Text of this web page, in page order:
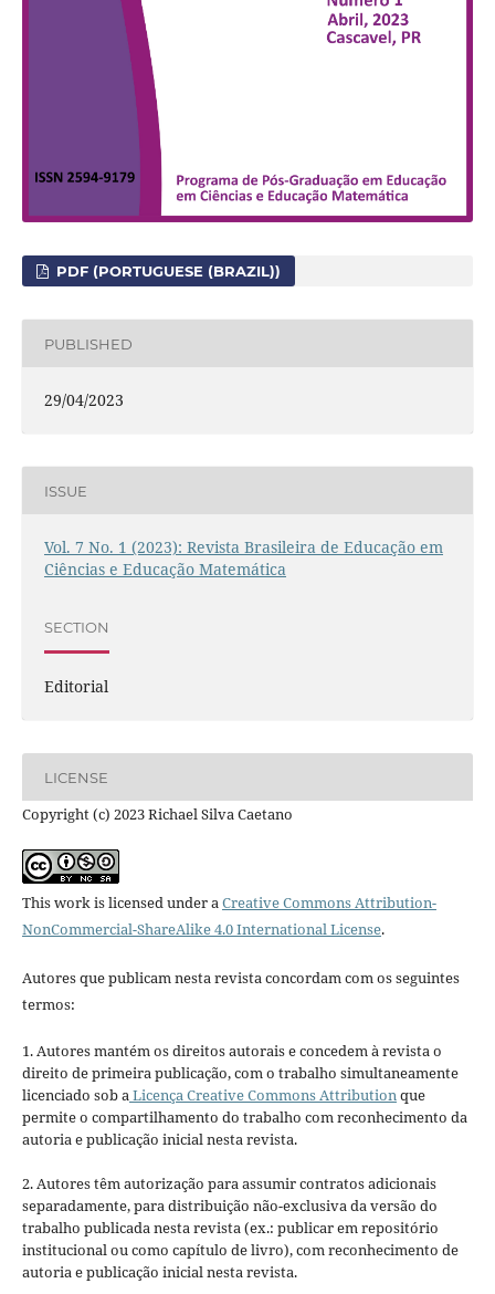
PDF (PORTUGUESE (BRAZIL))
PUBLISHED
29/04/2023
ISSUE
Vol. 7 No. 1 (2023): Revista Brasileira de Educação em
Ciências e Educação Matemática
SECTION
Editorial
LICENSE
Copyright (c) 2023 Richael Silva Caetano
This work is licensed under aCreative Commons Attribution-
NonCommercial-ShareAlike 4.0 International License.
Autores que publicam nesta revista concordam com os seguintes
termos:
1. Autores mantém os direitos autorais e concedem à revista o
direito de primeira publicação, com o trabalho simultaneamente
licenciado sob aLicença Creative Commons Attributionque
permite o compartilhamento do trabalho com reconhecimento da
autoria e publicação inicial nesta revista.
2. Autores têm autorização para assumir contratos adicionais
separadamente, para distribuição não-exclusiva da versão do
trabalho publicada nesta revista (ex.: publicar em repositório
institucional ou como capítulo de livro), com reconhecimento de
autoria e publicação inicial nesta revista.